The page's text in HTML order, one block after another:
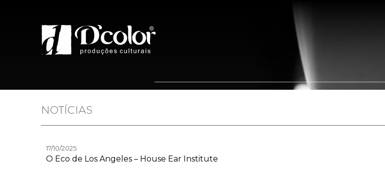
NOTÍCIAS
17/10/2025
O Eco de Los Angeles – House Ear Institute